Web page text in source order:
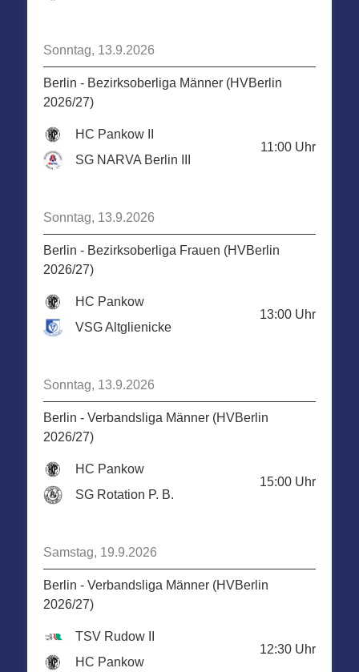
Sonntag, 13.9.2026
Berlin - Bezirksoberliga Männer (HVBerlin
2026/27)
HC Pankow II
SG NARVA Berlin III
11:00 Uhr
Sonntag, 13.9.2026
Berlin - Bezirksoberliga Frauen (HVBerlin
2026/27)
HC Pankow
VSG Altglienicke
13:00 Uhr
Sonntag, 13.9.2026
Berlin - Verbandsliga Männer (HVBerlin
2026/27)
HC Pankow
SG Rotation P. B.
15:00 Uhr
Samstag, 19.9.2026
Berlin - Verbandsliga Männer (HVBerlin
2026/27)
TSV Rudow II
HC Pankow
12:30 Uhr